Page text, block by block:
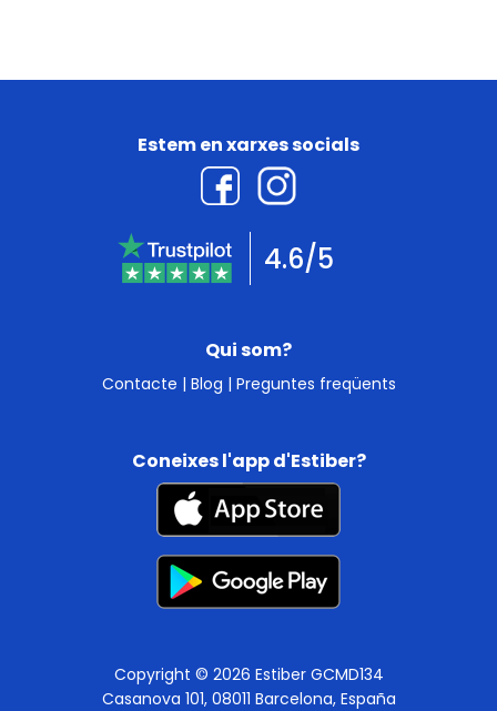
Qui som?
Contacte | Blog | Preguntes freqüents
Estem en xarxes socials
4.6/5
Coneixes l'app d'Estiber?
Copyright © 2026 Estiber GCMD134
Casanova 101, 08011 Barcelona, España